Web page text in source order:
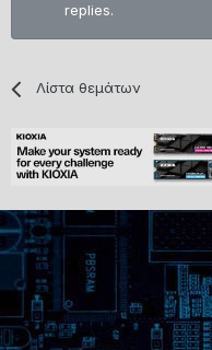
replies.
Λίστα θεμάτων